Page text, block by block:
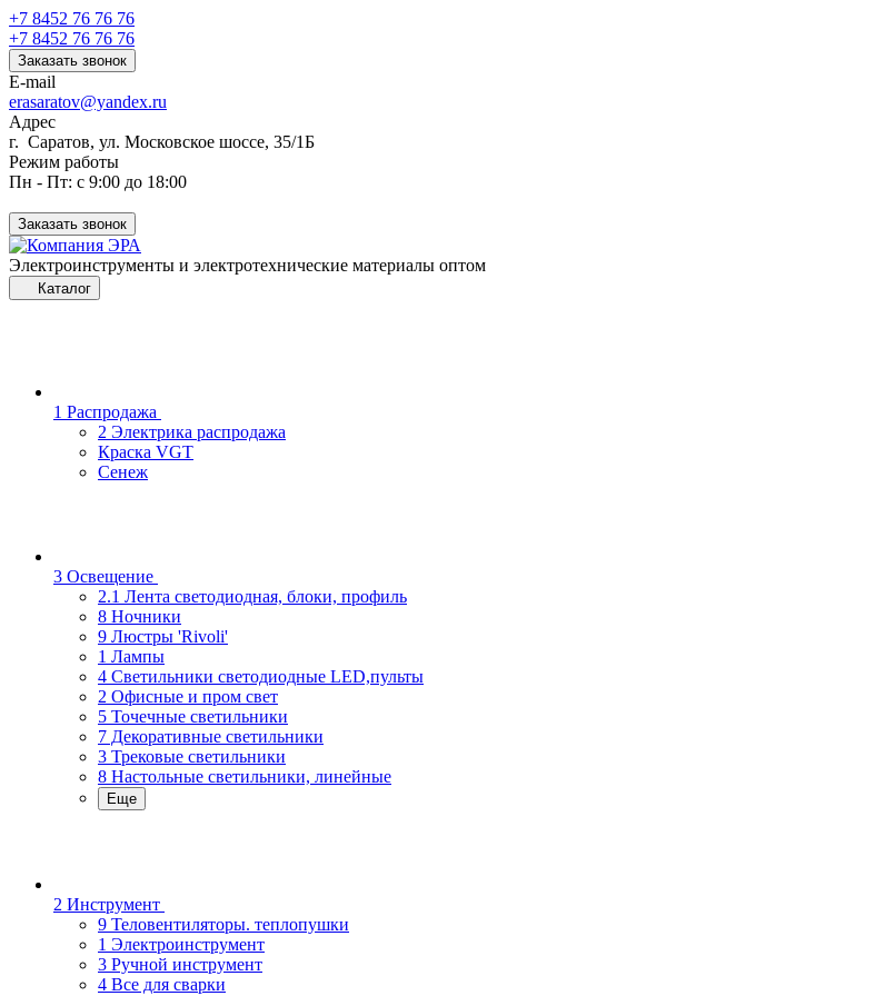
+7 8452 76 76 76
+7 8452 76 76 76
Заказать звонок
E-mail
erasaratov@yandex.ru
Адрес
г. Саратов, ул. Московское шоссе, 35/1Б
Режим работы
Пн - Пт: с 9:00 до 18:00
Заказать звонок
Электроинструменты и электротехнические материалы оптом
Каталог
1 Распродажа
2 Электрика распродажа
Краска VGT
Сенеж
3 Освещение
2.1 Лента светодиодная, блоки, профиль
8 Ночники
9 Люстры 'Rivoli'
1 Лампы
4 Светильники светодиодные LED,пульты
2 Офисные и пром свет
5 Точечные светильники
7 Декоративные светильники
3 Трековые светильники
8 Настольные светильники, линейные
Еще
2 Инструмент
9 Теловентиляторы. теплопушки
1 Электроинструмент
3 Ручной инструмент
4 Все для сварки